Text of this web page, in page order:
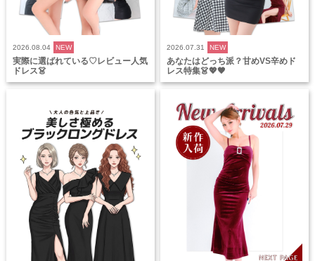
2026.08.04 NEW
実際に選ばれている♡レビュー人気
ドレス👗
2026.07.31 NEW
あなたはどっち派？甘めVS辛めド
レス特集👗💖🖤